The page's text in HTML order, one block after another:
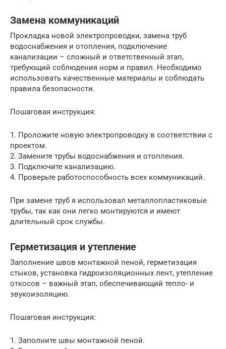
Замена коммуникаций
Прокладка новой электропроводки, замена труб
водоснабжения и отопления, подключение
канализации – сложный и ответственный этап,
требующий соблюдения норм и правил. Необходимо
использовать качественные материалы и соблюдать
правила безопасности.
Пошаговая инструкция:
1. Проложите новую электропроводку в соответствии с
проектом.
2. Замените трубы водоснабжения и отопления.
3. Подключите канализацию.
4. Проверьте работоспособность всех коммуникаций.
При замене труб я использовал металлопластиковые
трубы, так как они легко монтируются и имеют
длительный срок службы.
Герметизация и утепление
Заполнение швов монтажной пеной, герметизация
стыков, установка гидроизоляционных лент, утепление
откосов – важный этап, обеспечивающий тепло- и
звукоизоляцию.
Пошаговая инструкция:
1. Заполните швы монтажной пеной.